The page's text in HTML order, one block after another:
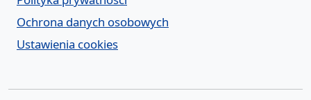
Ochrona danych osobowych
Ustawienia cookies